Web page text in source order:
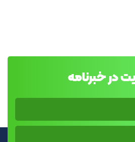
در خبرنامه